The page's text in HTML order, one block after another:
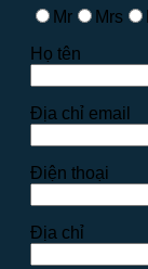
Mr Mrs
Họ tên
Địa chỉ email
Điện thoại
Địa chỉ